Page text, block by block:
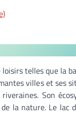
telles que la
villes et ses
Son
la nature. Le lac